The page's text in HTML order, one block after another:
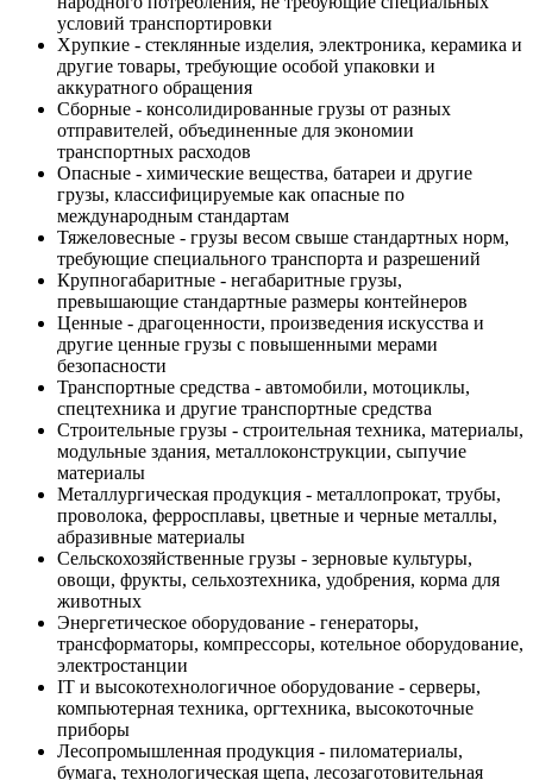
условий транспортировки
Хрупкие - стеклянные изделия, электроника, керамика и
другие товары, требующие особой упаковки и
аккуратного обращения
Сборные - консолидированные грузы от разных
отправителей, объединенные для экономии
транспортных расходов
Опасные - химические вещества, батареи и другие
грузы, классифицируемые как опасные по
международным стандартам
Тяжеловесные - грузы весом свыше стандартных норм,
требующие специального транспорта и разрешений
Крупногабаритные - негабаритные грузы,
превышающие стандартные размеры контейнеров
Ценные - драгоценности, произведения искусства и
другие ценные грузы с повышенными мерами
безопасности
Транспортные средства - автомобили, мотоциклы,
спецтехника и другие транспортные средства
Строительные грузы - строительная техника, материалы,
модульные здания, металлоконструкции, сыпучие
материалы
Металлургическая продукция - металлопрокат, трубы,
проволока, ферросплавы, цветные и черные металлы,
абразивные материалы
Сельскохозяйственные грузы - зерновые культуры,
овощи, фрукты, сельхозтехника, удобрения, корма для
животных
Энергетическое оборудование - генераторы,
трансформаторы, компрессоры, котельное оборудование,
электростанции
IT и высокотехнологичное оборудование - серверы,
компьютерная техника, оргтехника, высокоточные
приборы
Лесопромышленная продукция - пиломатериалы,
бумага, технологическая щепа, лесозаготовительная